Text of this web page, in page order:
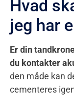
Hvad
jeg har
Er din
du kontakter
den måde kan
cementeres